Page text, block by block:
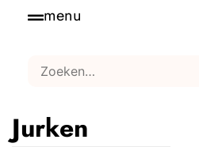
menu
Jurken